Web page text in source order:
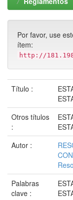
Por favor, use
ítem:
http://
Título :
Otros títulos
:
Autor :
Palabras
clave :